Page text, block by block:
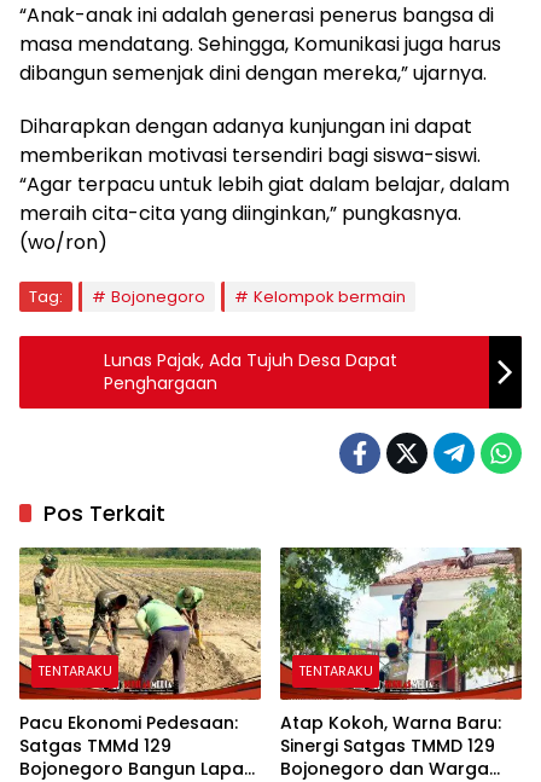
“Anak-anak ini adalah generasi penerus bangsa di
masa mendatang. Sehingga, Komunikasi juga harus
dibangun semenjak dini dengan mereka,” ujarnya.
Diharapkan dengan adanya kunjungan ini dapat
memberikan motivasi tersendiri bagi siswa-siswi.
“Agar terpacu untuk lebih giat dalam belajar, dalam
meraih cita-cita yang diinginkan,” pungkasnya.
(wo/ron)
Tag: Bojonegoro Kelompok bermain
Lunas Pajak, Ada Tujuh Desa Dapat
Penghargaan
Pos Terkait
TENTARAKU
Pacu Ekonomi Pedesaan:
Satgas TMMd 129
Bojonegoro Bangun Lapak
TENTARAKU
Atap Kokoh, Warna Baru:
Sinergi Satgas TMMD 129
Bojonegoro dan Warga